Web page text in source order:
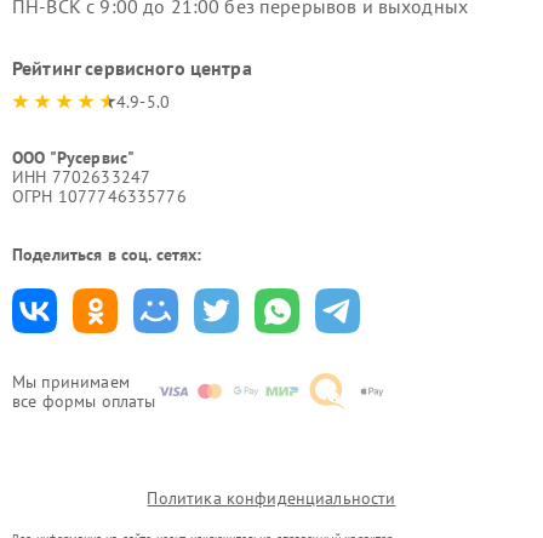
Мы принимаем
все формы оплаты
ПН-ВСК с 9:00 до 21:00 без перерывов и выходных
Рейтинг сервисного центра
4.9-5.0
ООО "Русервис"
ИНН 7702633247
ОГРН 1077746335776
Поделиться в соц. сетях:
Политика конфиденциальности